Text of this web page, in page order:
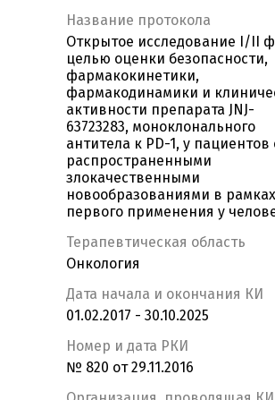
Название протокола
Открытое исследование I/II
целью оценки безопасности,
фармакокинетики,
фармакодинамики и
активности препарата JNJ-
63723283, моноклонального
антитела к PD-1, у пациентов
распространенными
злокачественными
новообразованиями в
первого применения у
Терапевтическая область
Онкология
Дата начала и окончания КИ
01.02.2017 - 30.10.2025
Номер и дата РКИ
№ 820 от 29.11.2016